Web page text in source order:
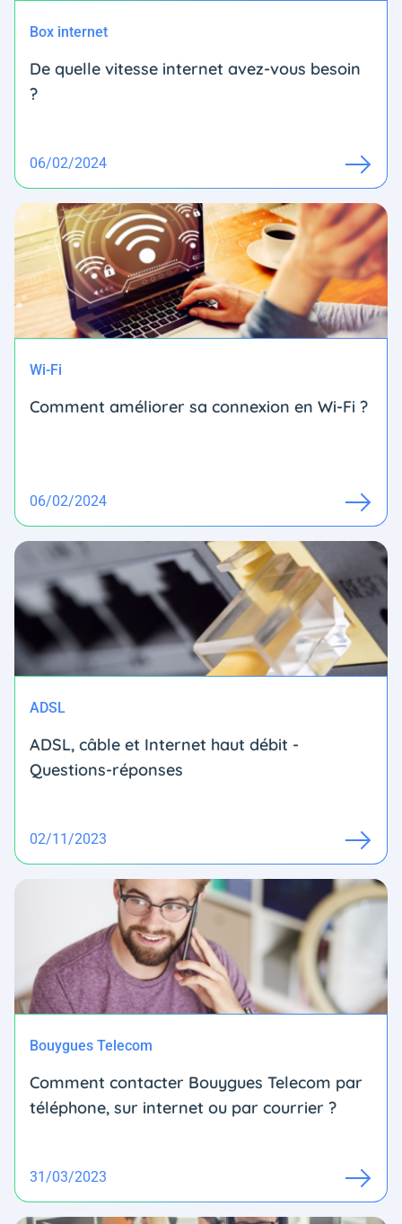
Box internet
De quelle vitesse internet avez-vous besoin
?
06/02/2024
Wi-Fi
Comment améliorer sa connexion en Wi-Fi ?
06/02/2024
ADSL
ADSL, câble et Internet haut débit -
Questions-réponses
02/11/2023
Bouygues Telecom
Comment contacter Bouygues Telecom par
téléphone, sur internet ou par courrier ?
31/03/2023